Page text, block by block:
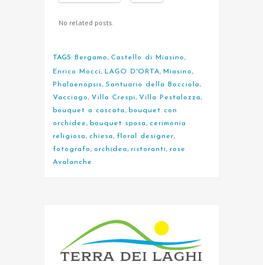
No related posts.
TAGS: Bergamo, Castello di Miasino,
Enrico Mocci, LAGO D'ORTA, Miasino,
Phalaenopsis, Santuario della Bocciola,
Vacciago, Villa Crespi, Villa Pestalozza,
bouquet a cascata, bouquet con
orchidee, bouquet sposa, cerimonia
religiosa, chiesa, floral designer,
fotografo, orchidea, ristoranti, rose
Avalanche